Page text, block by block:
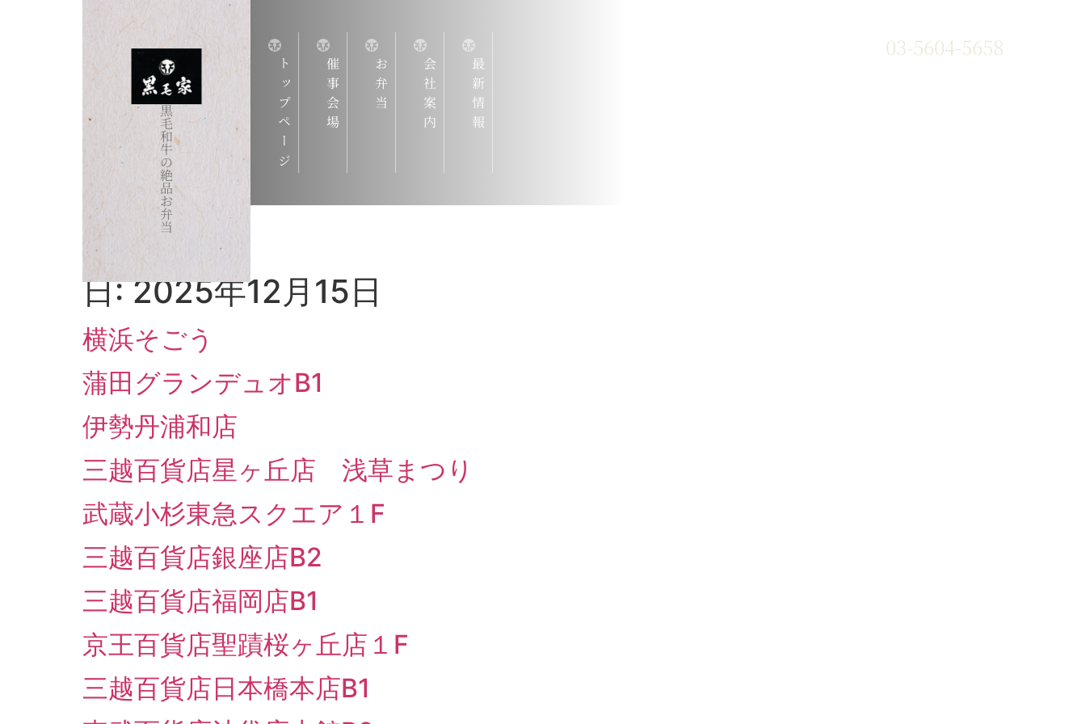
黒
毛
和
牛
の
絶
品
お
弁
当
トップページ 催事会場 お弁当 会社案内 最新情報
03-5604-5658
日:2025年12月15日
横浜そごう
蒲田グランデュオB1
伊勢丹浦和店
三越百貨店星ヶ丘店 浅草まつり
武蔵小杉東急スクエア１F
三越百貨店銀座店B2
三越百貨店福岡店B1
京王百貨店聖蹟桜ヶ丘店１F
三越百貨店日本橋本店B1